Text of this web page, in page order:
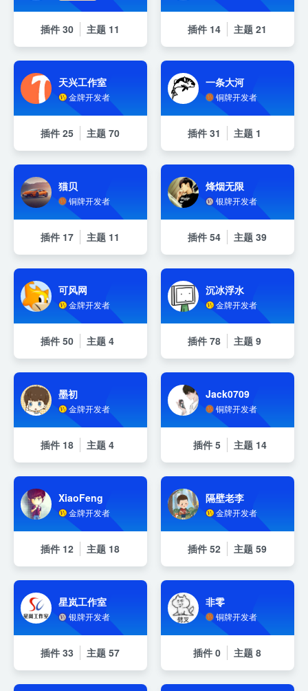
插件30 主题 11 插件 14 主题 21
天兴工作室
金牌开发者
插件25 主题 70
一条大河
铜牌开发者
插件31 主题 1
猫贝
铜牌开发者
插件 17 主题 11
烽烟无限
银牌开发者
插件54 主题 39
可风网
金牌开发者
插件50 主题 4
沉冰浮水
金牌开发者
插件78 主题 9
墨初
金牌开发者
插件 18 主题 4
Jack0709
铜牌开发者
插件5 主题 14
XiaoFeng
金牌开发者
插件 12 主题 18
隔壁老李
金牌开发者
插件52 主题 59
星岚工作室
银牌开发者
插件33 主题 57
非零
铜牌开发者
插件0 主题 8